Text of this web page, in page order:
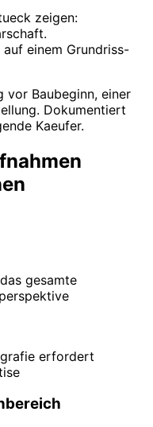
zeigen:
einem Grundriss-
vor Baubeginn, einer
Dokumentiert
Kaeufer.
gesamte
erfordert